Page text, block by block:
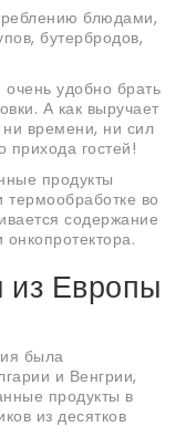
блюдами,
бутербродов,
удобно брать
А как выручает
ни времени, ни сил
прихода гостей!
продукты
во
содержание
из Европы
была
и Венгрии,
продукты в
из десятков